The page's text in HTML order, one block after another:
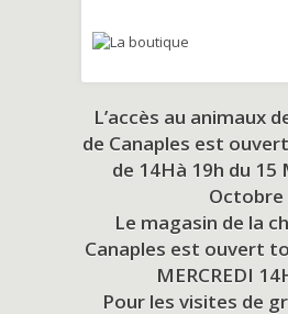
L’accès au animaux
de Canaples est
de 14Hà 19h du 15
Octobre
Le magasin de la
Canaples est ouvert
MERCREDI
Pour les visites de